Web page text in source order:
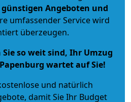
günstigen Angeboten und
umfassender Service wird
überzeugen.
so weit sind, Ihr Umzug
wartet auf Sie!
und natürlich
, damit Sie Ihr Budget